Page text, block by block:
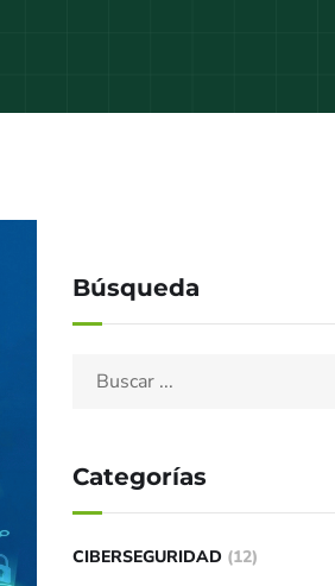
Búsqueda
Categorías
CIBERSEGURIDAD (12)